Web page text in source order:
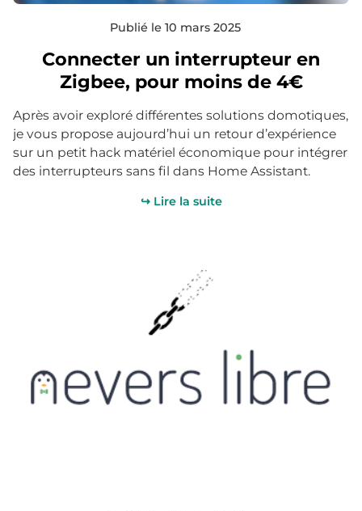
Publié le 10 mars 2025
Connecter un interrupteur en
Zigbee, pour moins de 4€
Après avoir exploré différentes solutions domotiques,
je vous propose aujourd’hui un retour d’expérience
sur un petit hack matériel économique pour intégrer
des interrupteurs sans fil dans Home Assistant.
↪ Lire la suite